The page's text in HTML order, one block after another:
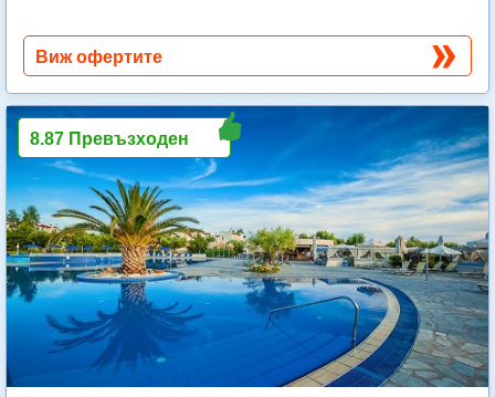
Виж офертите
8.87 Превъзходен